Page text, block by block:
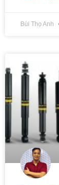
Bùi Thọ Anh